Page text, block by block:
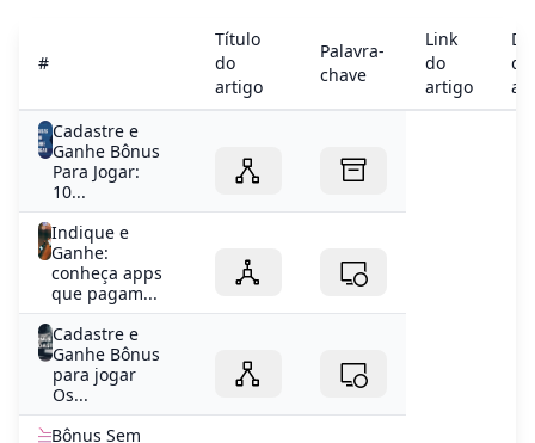
#
Título
do
artigo
Palavra-
chave
Link
do
artigo
do
Cadastre e
Ganhe Bônus
Para Jogar:
10...
Indique e
Ganhe:
conheça apps
que pagam...
Cadastre e
Ganhe Bônus
para jogar
Os...
Bônus Sem